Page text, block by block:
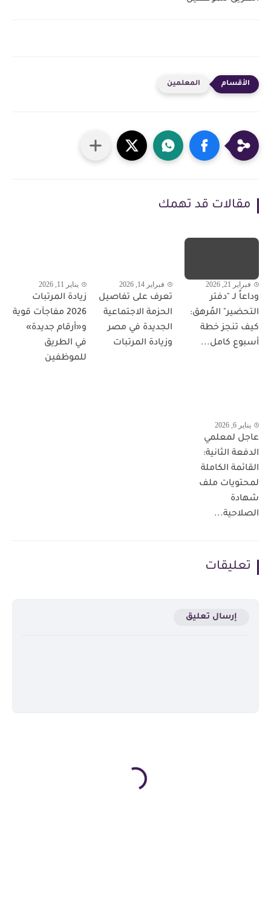
المعلمين
مقالات قد تهمك
فبراير 21, 2026
وداعاً لـ "دفتر
التحضير" المُرهق:
كيف تنجز خطة
أسبوع كامل...
فبراير 14, 2026
تعرف على تفاصيل
الحزمة الاجتماعية
الجديدة في مصر
وزيادة المرتبات
يناير 11, 2026
زيادة المرتبات
2026 مفاجآت قوية
و«أرقام جديدة»
في الطريق
للموظفين
يناير 6, 2026
عاجل لمعلمي
الدفعة الثانية:
القائمة الكاملة
لمحتويات ملف
شهادة
الصلاحية...
تعليقات
إرسال تعليق